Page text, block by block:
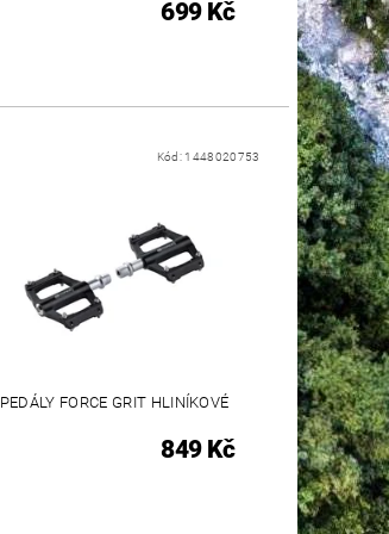
699 Kč
Kód: 1448020753
PEDÁLY FORCE GRIT HLINÍKOVÉ
849 Kč